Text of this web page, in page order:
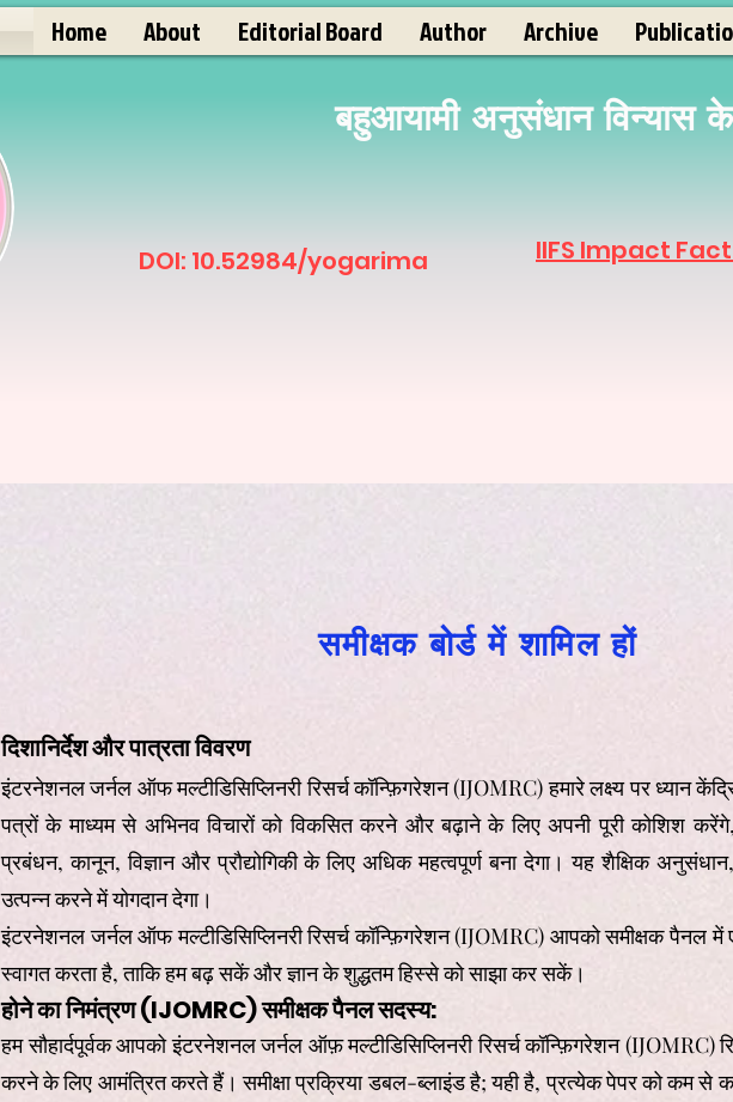
Home About Editorial Board Author Archive
बहुआयामी अनुसंधान विन्यास के
DOI: 10.52984/yogarima IIFS Impact
समीक्षक बोर्ड में शामिल हों
दिशानिर्देश और पात्रता विवरण
इंटरनेशनल जर्नल ऑफ मल्टीडिसिप्लिनरी रिसर्च कॉन्फ़िगरेशन (IJOMRC) हमारे लक्ष्य पर ध्यान
पत्रों के माध्यम से अभिनव विचारों को विकसित करने और बढ़ाने के लिए अपनी पूरी कोशिश करेंगे,
प्रबंधन, कानून, विज्ञान और प्रौद्योगिकी के लिए अधिक महत्वपूर्ण बना देगा। यह शैक्षिक
उत्पन्न करने में योगदान देगा।
इंटरनेशनल जर्नल ऑफ मल्टीडिसिप्लिनरी रिसर्च कॉन्फ़िगरेशन (IJOMRC) आपको समीक्षक
स्वागत करता है, ताकि हम बढ़ सकें और ज्ञान के शुद्धतम हिस्से को साझा कर सकें।
होने का निमंत्रण (IJOMRC) समीक्षक पैनल सदस्य:
हम सौहार्दपूर्वक आपको इंटरनेशनल जर्नल ऑफ़ मल्टीडिसिप्लिनरी रिसर्च कॉन्फ़िगरेशन
करने के लिए आमंत्रित करते हैं। समीक्षा प्रक्रिया डबल-ब्लाइंड है; यही है, प्रत्येक पेपर को कम से